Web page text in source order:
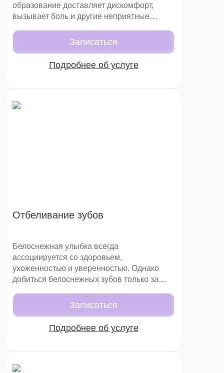
образование доставляет дискомфорт,
вызывает боль и другие неприятные
случае не обойтись.Записаться
Подробнее об услуге
Отбеливание зубов
Белоснежная улыбка всегда
ассоциируется со здоровьем,
ухоженностью и уверенностью. Однако
добиться белоснежных зубов только за
временем эмаль теряет естественную
белизну: на нее влияют кофе, чай, красное
вино, курение, прием некоторых лекарств,
возрастные изменения. Справиться с
Записаться
Подробнее об услуге